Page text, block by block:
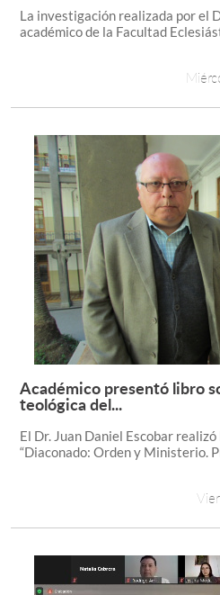
La investigación realizada por el
académico de la Facultad
Académico presentó libro
teológica del...
El Dr. Juan Daniel Escobar
“Diaconado: Orden y Ministerio.